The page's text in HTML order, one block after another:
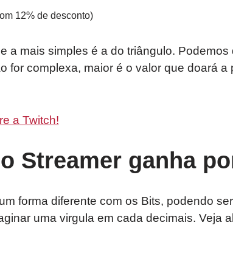
12% de desconto)
a mais simples é a do triângulo. Podemos
for complexa, maior é o valor que doará a
a Twitch!
Streamer ganha
forma diferente com os Bits, podendo
uma virgula em cada decimais. Veja